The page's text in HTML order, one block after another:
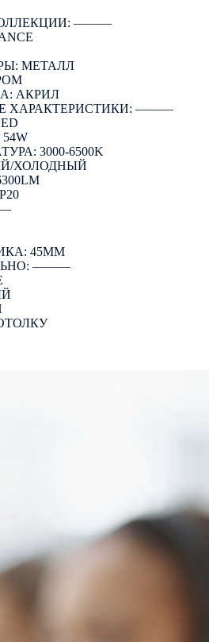
―――
МЕТАЛЛ
АКРИЛ
ХАРАКТЕРИСТИКИ: ―――
3000-6500K
ХОЛОДНЫЙ
45ММ
―――